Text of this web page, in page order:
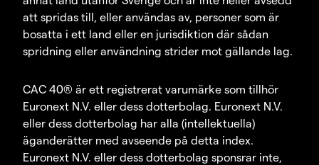
att spridas till, eller användas av, personer som är
bosatta i ett land eller en jurisdiktion där sådan
spridning eller användning strider mot gällande lag.
CAC 40® är ett registrerat varumärke som tillhör
Euronext N.V. eller dess dotterbolag. Euronext N.V.
eller dess dotterbolag har alla (intellektuella)
äganderätter med avseende på detta index.
Euronext N.V. eller dess dotterbolag sponsrar inte,